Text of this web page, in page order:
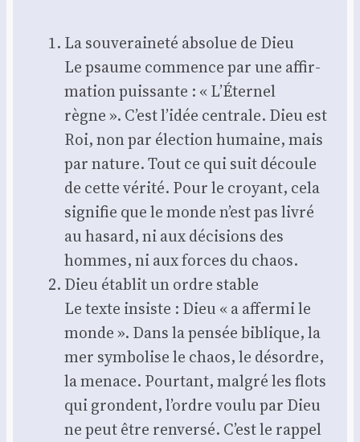
La sou­ve­rai­ne­té abso­lue de Dieu
Le psaume com­mence par une affir­
ma­tion puis­sante : « L’Éternel
règne ». C’est l’idée cen­trale. Dieu est
Roi, non par élec­tion humaine, mais
par nature. Tout ce qui suit découle
de cette véri­té. Pour le croyant, cela
signi­fie que le monde n’est pas livré
au hasard, ni aux déci­sions des
hommes, ni aux forces du chaos.
Dieu éta­blit un ordre stable
Le texte insiste : Dieu « a affer­mi le
monde ». Dans la pen­sée biblique, la
mer sym­bo­lise le chaos, le désordre,
la menace. Pour­tant, mal­gré les flots
qui grondent, l’ordre vou­lu par Dieu
ne peut être ren­ver­sé. C’est le rap­pel